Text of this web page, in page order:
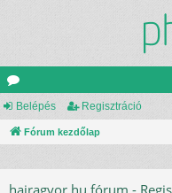
ór
u
ok
Belépés Regisztráció
Fórum kezdőlap
hajragyor.hu fórum -